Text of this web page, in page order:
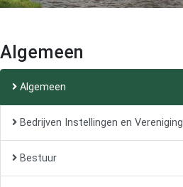
Algemeen
Algemeen
Bedrijven Instellingen en
Bestuur